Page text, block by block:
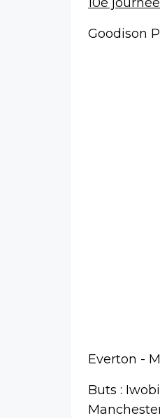
Goodison
Everton -
Buts :